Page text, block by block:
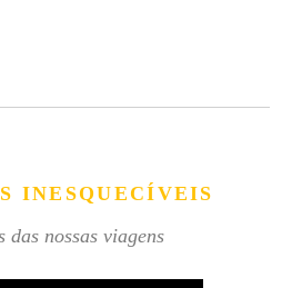
INESQUECÍVEIS
das nossas viagens